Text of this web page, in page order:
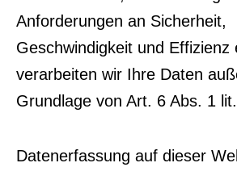
Anforderungen an Sicherheit,
Geschwindigkeit und Effizienz
verarbeiten wir Ihre Daten
Grundlage von Art. 6 Abs. 1
Datenerfassung auf dieser